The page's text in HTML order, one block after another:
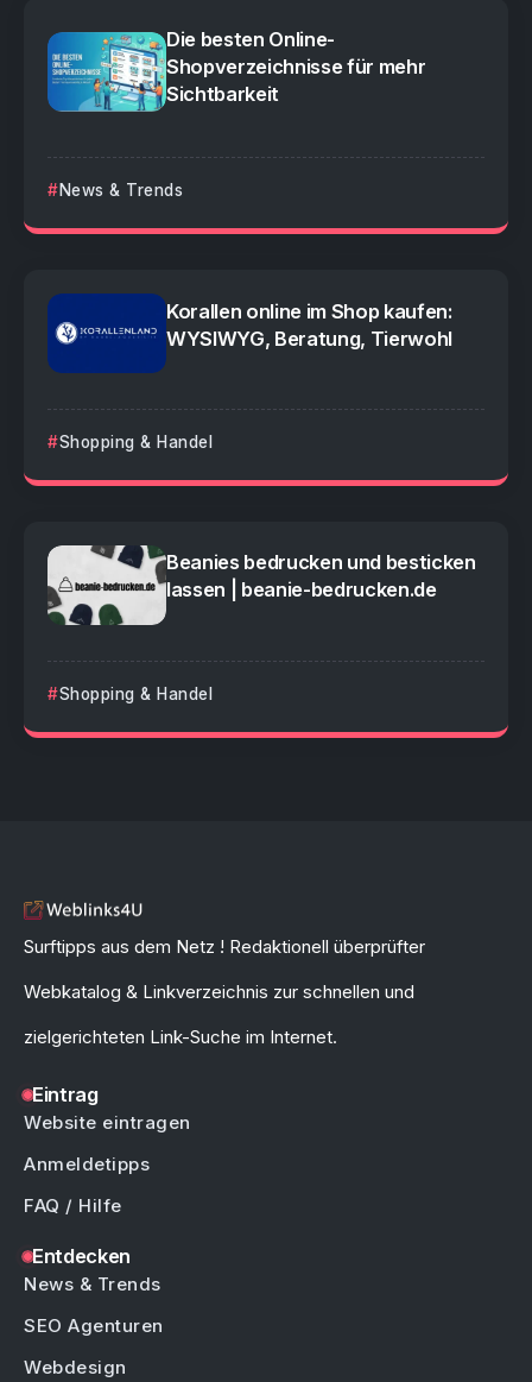
Die besten Online-
Shopverzeichnisse für mehr
Sichtbarkeit
News & Trends
Korallen online im Shop kaufen:
WYSIWYG, Beratung, Tierwohl
Shopping & Handel
Beanies bedrucken und besticken
lassen | beanie-bedrucken.de
Shopping & Handel
Surftipps aus dem Netz ! Redaktionell überprüfter
Webkatalog & Linkverzeichnis zur schnellen und
zielgerichteten Link-Suche im Internet.
Eintrag
Website eintragen
Anmeldetipps
FAQ / Hilfe
Entdecken
News & Trends
SEO Agenturen
Webdesign